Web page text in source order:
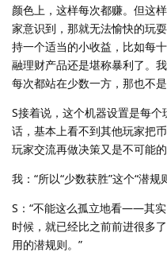
颜色上，这样每次都赚。但这
家意识到，那就无法愉快的玩
持一个适当的小收益，比如每
融理财产品还是堪称暴利了。
每次都站在少数一方，那也不
S接着说，这个机器设置是每
话，基本上看不到其他玩家把
玩家交流再做决策又是不可能的
我：“所以“少数获胜”这个“潜规
S：“不能这么孤立地看——其实
时候，就已经比之前前进很多
用的潜规则。”